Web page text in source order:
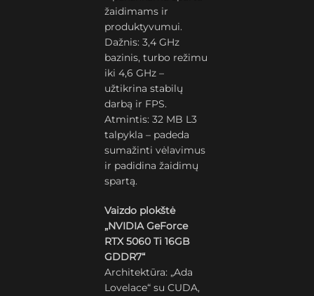
žaidimams ir
produktyvumui.
Dažnis: 3,4 GHz
bazinis, turbo režimu
iki 4,6 GHz –
užtikrina stabilų
darbą ir FPS.
Atmintis: 32 MB L3
talpykla – padeda
sumažinti vėlavimus
ir padidina žaidimų
spartą.
Vaizdo plokštė
„NVIDIA GeForce
RTX 5060 Ti 16GB
GDDR7“
Architektūra: „Ada
Lovelace“ su CUDA,